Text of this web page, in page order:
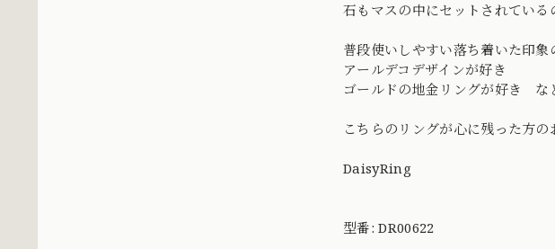
石もマスの中にセットされてい
普段使いしやすい落ち着いた印
アールデコデザインが好き
ゴールドの地金リングが好き な
こちらのリングが心に残った方の
DaisyRing
型番: DR00622